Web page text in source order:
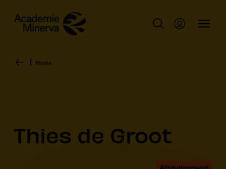
Home
Thies de Groot